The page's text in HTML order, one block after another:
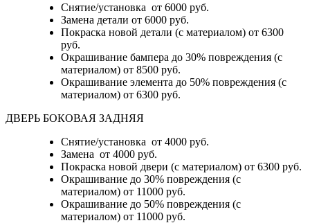
Снятие/установка от 6000 руб.
Замена детали от 6000 руб.
Покраска новой детали (с материалом) от 6300
руб.
Окрашивание бампера до 30% повреждения (с
материалом) от 8500 руб.
Окрашивание элемента до 50% повреждения (с
материалом) от 6300 руб.
ДВЕРЬ БОКОВАЯ ЗАДНЯЯ
Снятие/установка от 4000 руб.
Замена от 4000 руб.
Покраска новой двери (с материалом) от 6300 руб.
Окрашивание до 30% повреждения (с
материалом) от 11000 руб.
Окрашивание до 50% повреждения (с
материалом) от 11000 руб.